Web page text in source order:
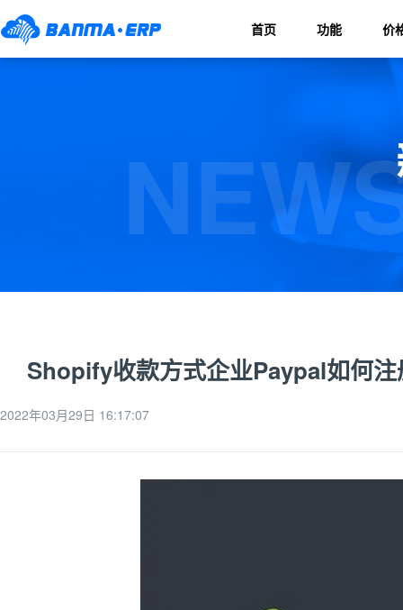
首页 功能 价
Shopify收款方式企业Paypal如何
2022年03月29日 16:17:07